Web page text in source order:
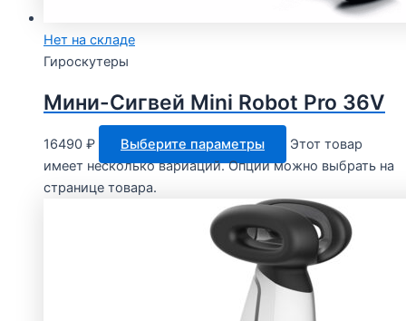
Нет на складе
Гироскутеры
Мини-Сигвей Mini Robot Pro 36V
16490 ₽ Выберите параметры
Этот товар
имеет несколько вариаций. Опции можно выбрать на
странице товара.